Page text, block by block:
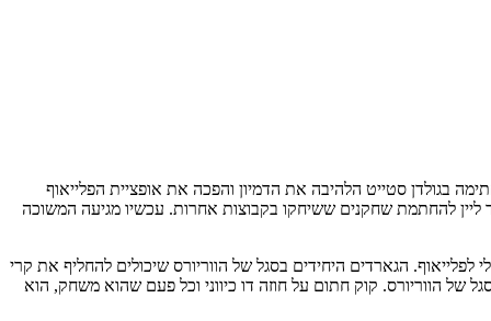
בגולדן סטייט הלהיבה את הדמיון והפכה את אופציית הפלייאוף
להחתמת שחקנים ששיחקו בקבוצות אחרות. עכשיו מגיעה המשוכה
הגארדים היחידים בסגל של הווריורס שיכולים להחליף את קרי
של הווריורס. קוק חתום על חוזה דו כיווני וכל פעם שהוא משחק, הוא